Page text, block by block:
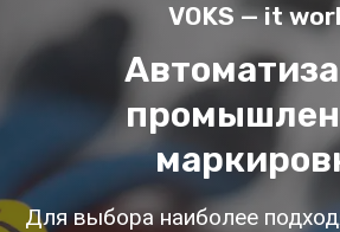
VOKS — it
Для выбора наиболее